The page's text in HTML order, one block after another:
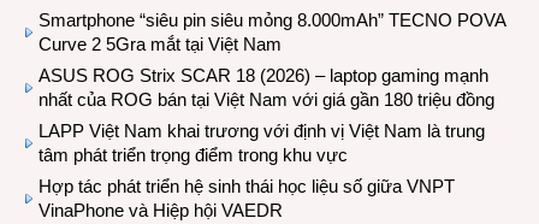
Smartphone “siêu pin siêu mỏng 8.000mAh” TECNO POVA
Curve 2 5Gra mắt tại Việt Nam
ASUS ROG Strix SCAR 18 (2026) – laptop gaming mạnh
nhất của ROG bán tại Việt Nam với giá gần 180 triệu đồng
LAPP Việt Nam khai trương với định vị Việt Nam là trung
tâm phát triển trọng điểm trong khu vực
Hợp tác phát triển hệ sinh thái học liệu số giữa VNPT
VinaPhone và Hiệp hội VAEDR